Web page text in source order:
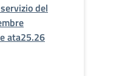
del
ata25.26